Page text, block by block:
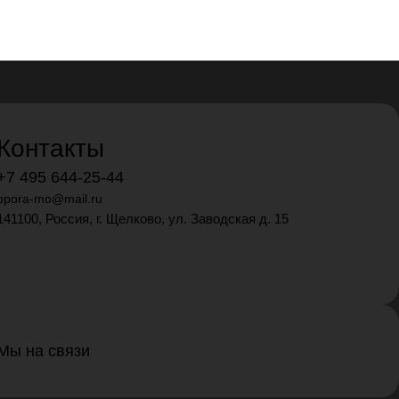
495 644-25-44
mo@mail.ru
Россия, г. Щелково, ул. Заводская д. 15
на связи